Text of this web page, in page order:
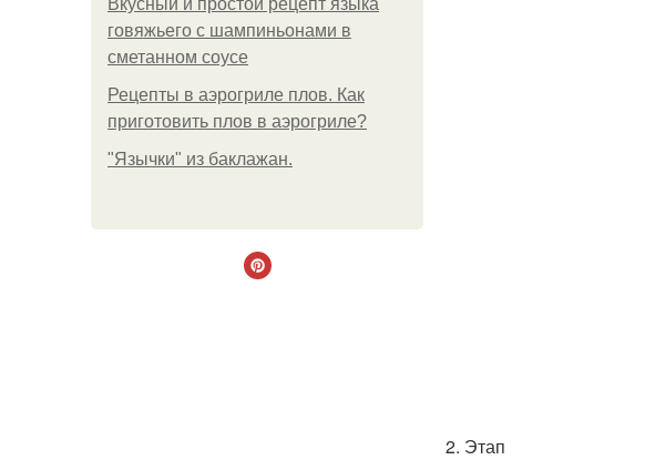
Вкусный и простой рецепт языка
говяжьего с шампиньонами в
сметанном соусе
Рецепты в аэрогриле плов. Как
приготовить плов в аэрогриле?
"Язычки" из баклажан.
2. Этап